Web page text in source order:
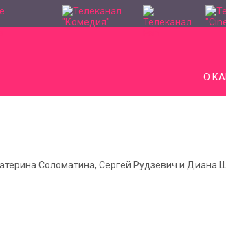
О
Соломатина, Сергей Рудзевич и Диана